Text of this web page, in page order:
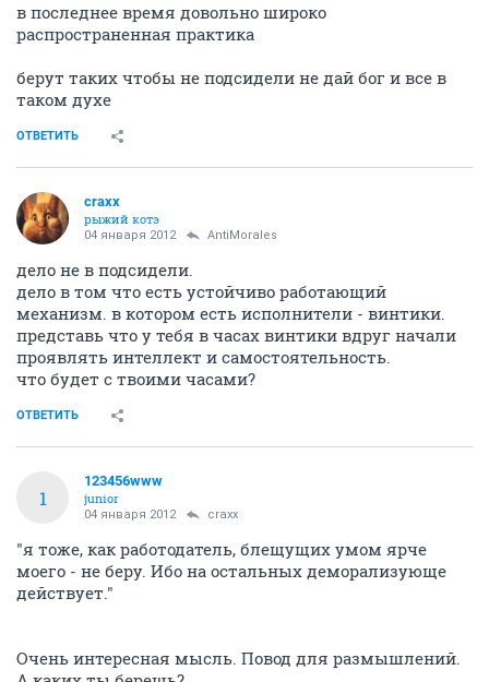
в последнее время довольно широко
распространенная практика
берут таких чтобы не подсидели не дай бог и все в
таком духе
ОТВЕТИТЬ
craxx
рыжий котэ
04 января 2012 AntiMorales
дело не в подсидели.
дело в том что есть устойчиво работающий
механизм. в котором есть исполнители - винтики.
представь что у тебя в часах винтики вдруг начали
проявлять интеллект и самостоятельность.
что будет с твоими часами?
ОТВЕТИТЬ
1
123456www
junior
04 января 2012 craxx
"я тоже, как работодатель, блещущих умом ярче
моего - не беру. Ибо на остальных деморализующе
действует."
Очень интересная мысль. Повод для размышлений.